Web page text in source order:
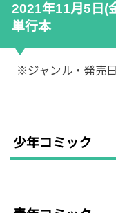
2021年11月5日(
単行本
※ジャンル・発売
少年コミック